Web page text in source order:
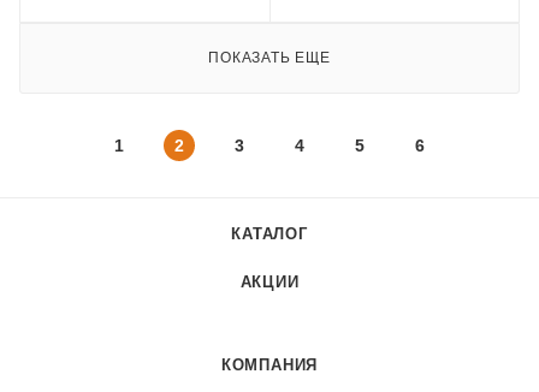
ПОКАЗАТЬ ЕЩЕ
1 2 3 4 5 6
КАТАЛОГ
АКЦИИ
КОМПАНИЯ